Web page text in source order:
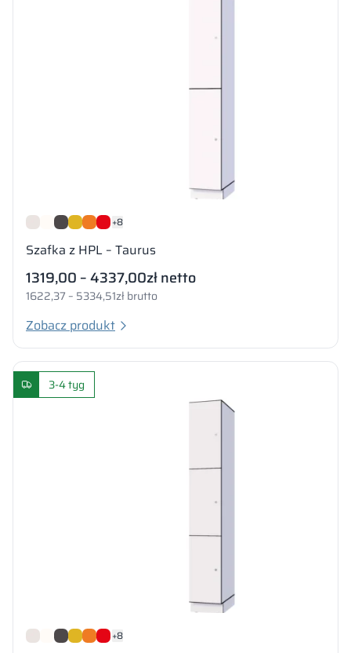
+8
Szafka z HPL – Taurus
1319,00 – 4337,00zł netto
1622,37 – 5334,51zł brutto
Zobacz produkt
3-4 tyg
+8